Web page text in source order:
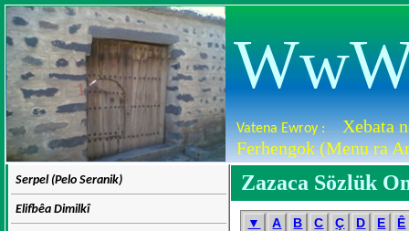
Vatena Ewroy :
Xebata
Ferhengok (Menu ra
Serpel (Pelo Seranik)
Elifbêa Dimilkî
Zazaca Sözlük
▼ A B C Ç D E Ê